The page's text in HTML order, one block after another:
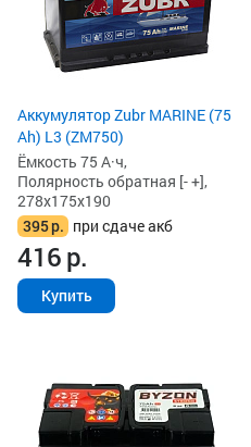
Аккумулятор Zubr MARINE (75
Ah) L3 (ZM750)
Ёмкость 75 А·ч,
Полярность обратная [- +],
278x175x190
395р. при сдаче акб
416р.
Купить